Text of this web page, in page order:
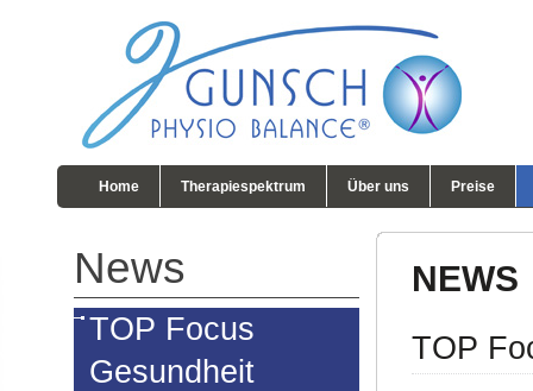
Home Therapiespektrum Über uns Preise
News
TOP Focus
Gesundheit
NEWS
TOP